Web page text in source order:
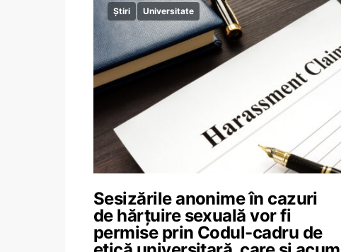
Știri Universitate
Sesizările anonime în cazuri
de hărțuire sexuală vor fi
permise prin Codul-cadru de